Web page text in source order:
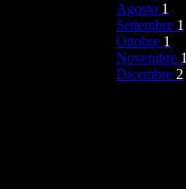
Agosto 1
Settembre 1
Ottobre 1
Novembre 1
Dicembre 2